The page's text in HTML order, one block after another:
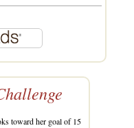
toward her goal of 15